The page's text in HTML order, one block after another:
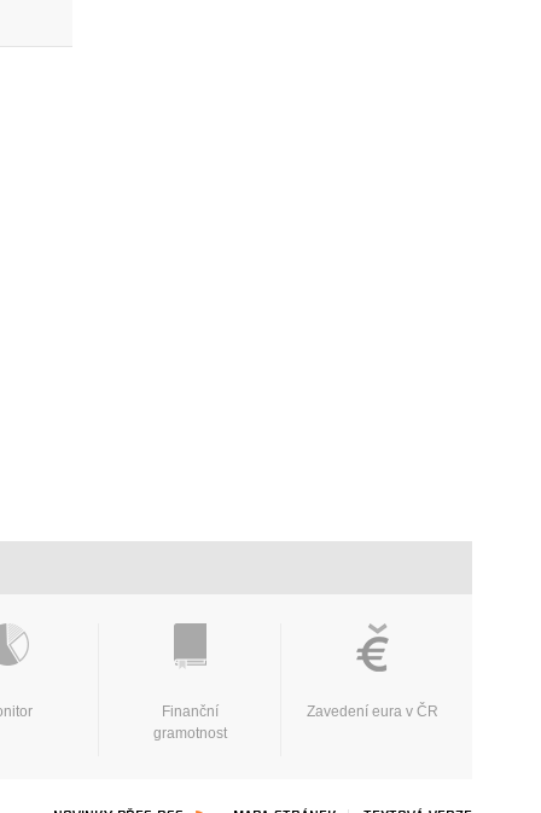
Finanční
gramotnost
Zavedení eura v ČR